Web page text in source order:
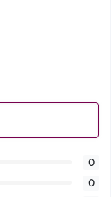
0
0